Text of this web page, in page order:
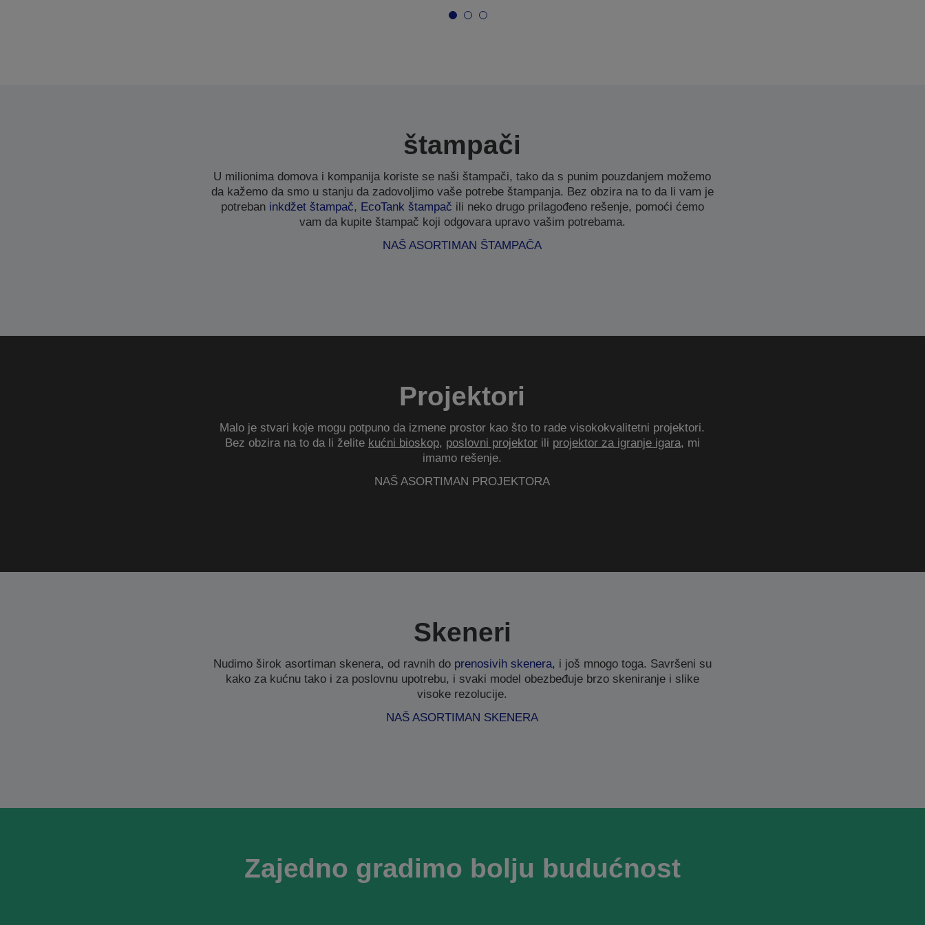
štampači
U milionima domova i kompanija koriste se naši štampači, tako da s punim pouzdanjem možemo
da kažemo da smo u stanju da zadovoljimo vaše potrebe štampanja. Bez obzira na to da li vam je
potreban inkdžet štampač, EcoTank štampač ili neko drugo prilagođeno rešenje, pomoći ćemo
vam da kupite štampač koji odgovara upravo vašim potrebama.
NAŠ ASORTIMAN ŠTAMPAČA
Projektori
Malo je stvari koje mogu potpuno da izmene prostor kao što to rade visokokvalitetni projektori.
Bez obzira na to da li želite kućni bioskop, poslovni projektorili projektor za igranje igara, mi
imamo rešenje.
NAŠ ASORTIMAN PROJEKTORA
Skeneri
Nudimo širok asortiman skenera, od ravnih do prenosivih skenera, i još mnogo toga. Savršeni su
kako za kućnu tako i za poslovnu upotrebu, i svaki model obezbeđuje brzo skeniranje i slike
visoke rezolucije.
NAŠ ASORTIMAN SKENERA
Zajedno gradimo bolju budućnost